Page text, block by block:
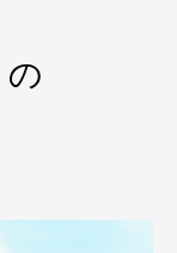
だいた場合、
先様のご負担
なかった場
いいたしま